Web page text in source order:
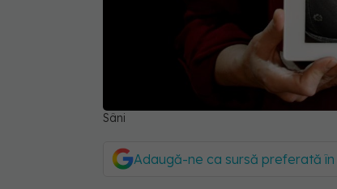
Sâni
Adaugă-ne ca sursă preferată